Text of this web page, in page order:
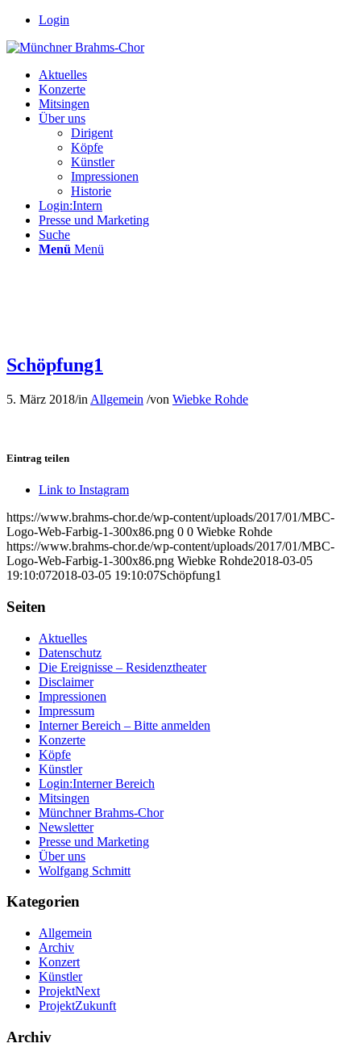
Login
Aktuelles
Konzerte
Mitsingen
Über uns
Dirigent
Köpfe
Künstler
Impressionen
Historie
Login:Intern
Presse und Marketing
Suche
Menü Menü
Schöpfung1
5. März 2018/in Allgemein /von Wiebke Rohde
Eintrag teilen
Link to Instagram
https://www.brahms-chor.de/wp-content/uploads/2017/01/MBC-
Logo-Web-Farbig-1-300x86.png 0 0 Wiebke Rohde
https://www.brahms-chor.de/wp-content/uploads/2017/01/MBC-
Logo-Web-Farbig-1-300x86.png Wiebke Rohde2018-03-05
19:10:072018-03-05 19:10:07Schöpfung1
Seiten
Aktuelles
Datenschutz
Die Ereignisse – Residenztheater
Disclaimer
Impressionen
Impressum
Interner Bereich – Bitte anmelden
Konzerte
Köpfe
Künstler
Login:Interner Bereich
Mitsingen
Münchner Brahms-Chor
Newsletter
Presse und Marketing
Über uns
Wolfgang Schmitt
Kategorien
Allgemein
Archiv
Konzert
Künstler
ProjektNext
ProjektZukunft
Archiv